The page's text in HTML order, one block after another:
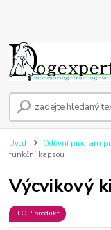
Úvod Oděvní program
funkční kapsou
Výcvikový
TOP produkt